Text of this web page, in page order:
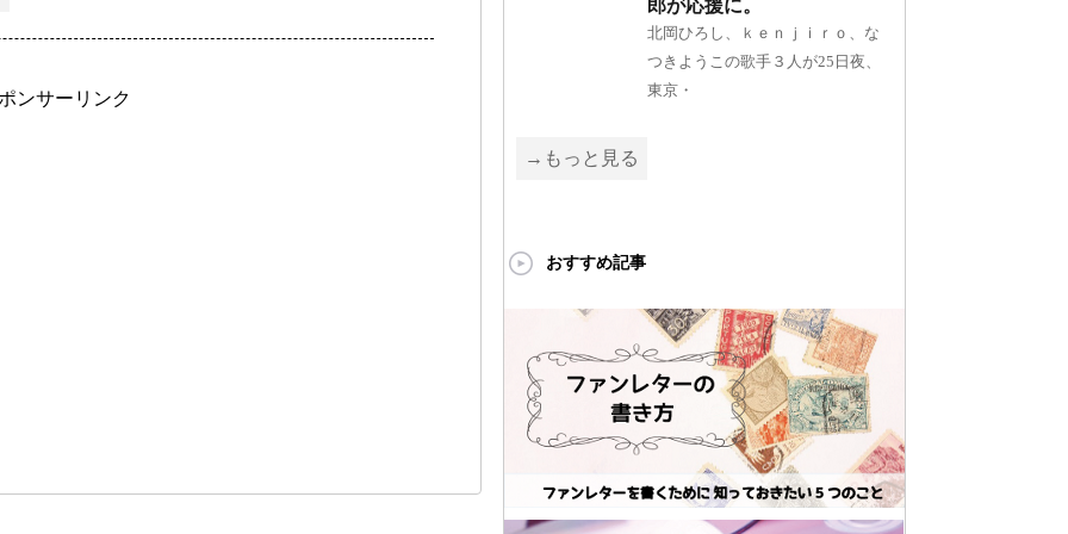
ンサーリンク
郎が応援に。
北岡ひろし、ｋｅｎｊｉｒｏ、な
つきようこの歌手３人が25日夜、
東京・
→もっと見る
おすすめ記事